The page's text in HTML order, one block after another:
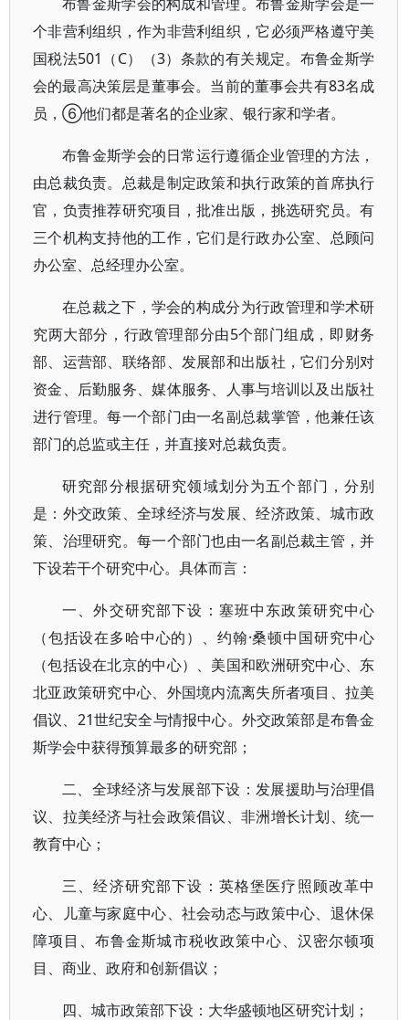
个非营利组织，作为非营利组织，它必须严格遵守美
国税法501（C）（3）条款的有关规定。布鲁金斯学
会的最高决策层是董事会。当前的董事会共有83名成
员，⑥他们都是著名的企业家、银行家和学者。
布鲁金斯学会的日常运行遵循企业管理的方法，
由总裁负责。总裁是制定政策和执行政策的首席执行
官，负责推荐研究项目，批准出版，挑选研究员。有
三个机构支持他的工作，它们是行政办公室、总顾问
办公室、总经理办公室。
在总裁之下，学会的构成分为行政管理和学术研
究两大部分，行政管理部分由5个部门组成，即财务
部、运营部、联络部、发展部和出版社，它们分别对
资金、后勤服务、媒体服务、人事与培训以及出版社
进行管理。每一个部门由一名副总裁掌管，他兼任该
部门的总监或主任，并直接对总裁负责。
研究部分根据研究领域划分为五个部门，分别
是：外交政策、全球经济与发展、经济政策、城市政
策、治理研究。每一个部门也由一名副总裁主管，并
下设若干个研究中心。具体而言：
一、外交研究部下设：塞班中东政策研究中心
（包括设在多哈中心的）、约翰·桑顿中国研究中心
（包括设在北京的中心）、美国和欧洲研究中心、东
北亚政策研究中心、外国境内流离失所者项目、拉美
倡议、21世纪安全与情报中心。外交政策部是布鲁金
斯学会中获得预算最多的研究部；
二、全球经济与发展部下设：发展援助与治理倡
议、拉美经济与社会政策倡议、非洲增长计划、统一
教育中心；
三、经济研究部下设：英格堡医疗照顾改革中
心、儿童与家庭中心、社会动态与政策中心、退休保
障项目、布鲁金斯城市税收政策中心、汉密尔顿项
目、商业、政府和创新倡议；
四、城市政策部下设：大华盛顿地区研究计划；